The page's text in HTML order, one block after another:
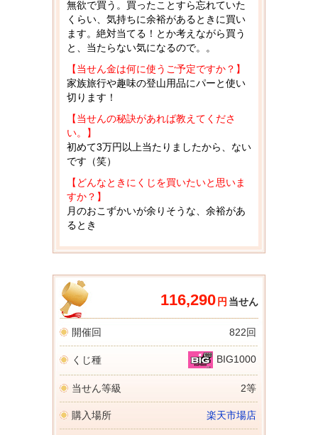
無欲で買う。買ったことすら忘れていた
くらい、気持ちに余裕があるときに買い
ます。絶対当てる！とか考えながら買う
と、当たらない気になるので。。
【当せん金は何に使うご予定ですか？】
家族旅行や趣味の登山用品にパーと使い
切ります！
【当せんの秘訣があれば教えてくださ
い。】
初めて3万円以上当たりましたから、ない
です（笑）
【どんなときにくじを買いたいと思いま
すか？】
月のおこずかいが余りそうな、余裕があ
るとき
116,290 円 当せん
開催回 822回
くじ種 BIG1000
当せん等級 2等
購入場所 楽天市場店